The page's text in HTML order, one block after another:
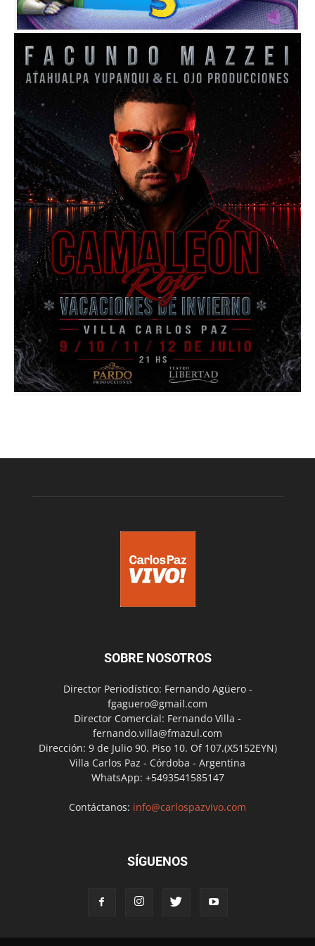
SOBRE NOSOTROS
Director Periodístico: Fernando Agüero -
fgaguero@gmail.com
Director Comercial: Fernando Villa -
fernando.villa@fmazul.com
Dirección: 9 de Julio 90. Piso 10. Of 107.(X5152EYN)
Villa Carlos Paz - Córdoba - Argentina
WhatsApp: +5493541585147
Contáctanos: info@carlospazvivo.com
SÍGUENOS